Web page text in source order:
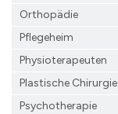
Orthopädie
Pflegeheim
Physioterapeuten
Plastische Chirurgie
Psychotherapie